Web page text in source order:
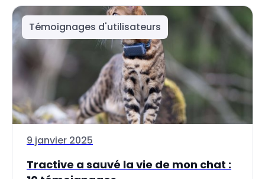
Témoignages d'utilisateurs
9 janvier 2025
Tractive a sauvé la vie de mon chat :